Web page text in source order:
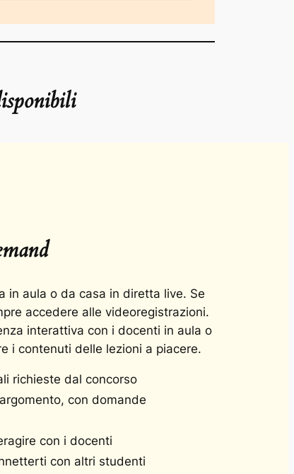
in aula o da casa in diretta live. Se
accedere alle videoregistrazioni.
interattiva con i docenti in aula o
i contenuti delle lezioni a piacere.
richieste dal concorso
con domande
con i docenti
con altri studenti